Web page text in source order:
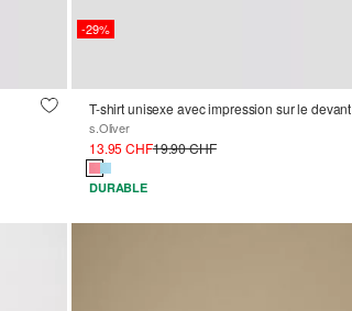
-29%
T-shirt unisexe avec impression sur le devant
s.Oliver
13.95 CHF19.90 CHF
DURABLE